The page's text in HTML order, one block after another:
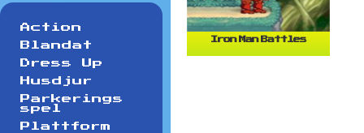
Action
Blandat
Dress Up
Husdjur
Parkerings
spel
Plattform
Iron Man Battles